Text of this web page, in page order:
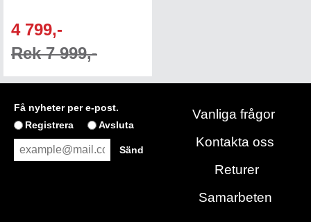
4 799,-
Rek 7 999,-
Få nyheter per e-post.
Registrera
Avsluta
Vanliga frågor
Kontakta oss
Returer
Samarbeten